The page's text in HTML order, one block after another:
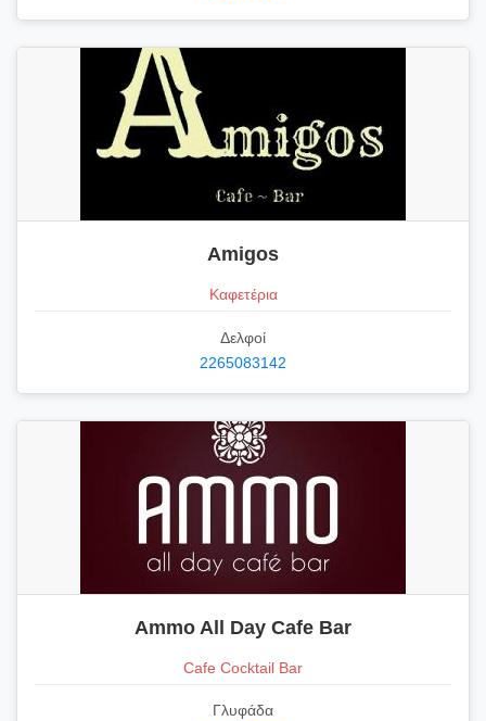
Amigos
Καφετέρια
Δελφοί
2265083142
Ammo All Day Cafe Bar
Cafe Cocktail Bar
Γλυφάδα